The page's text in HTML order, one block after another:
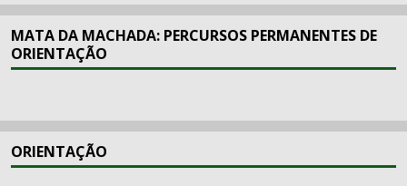
MATA DA MACHADA: PERCURSOS PERMANENTES DE
ORIENTAÇÃO
ORIENTAÇÃO